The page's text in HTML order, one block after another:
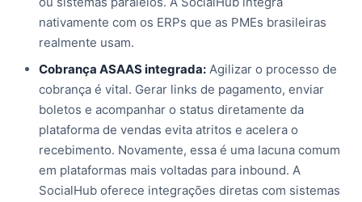
nativamente com os ERPs que as PMEs brasileiras
realmente usam.
Cobrança ASAAS integrada: Agilizar o processo de
cobrança é vital. Gerar links de pagamento, enviar
boletos e acompanhar o status diretamente da
plataforma de vendas evita atritos e acelera o
recebimento. Novamente, essa é uma lacuna comum
em plataformas mais voltadas para inbound. A
SocialHub oferece integrações diretas com sistemas